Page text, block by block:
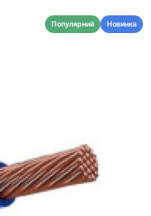
Популярний Новинка